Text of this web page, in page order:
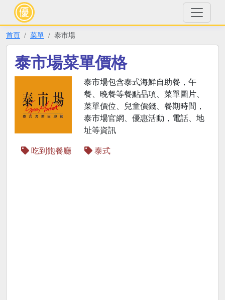
首頁 菜單 泰市場
泰市場菜單價格
泰市場包含泰式海鮮自助餐，午
餐、晚餐等餐點品項、菜單圖片、
菜單價位、兒童價錢、餐期時間，
泰市場官網、優惠活動，電話、地
址等資訊
吃到飽餐廳 泰式